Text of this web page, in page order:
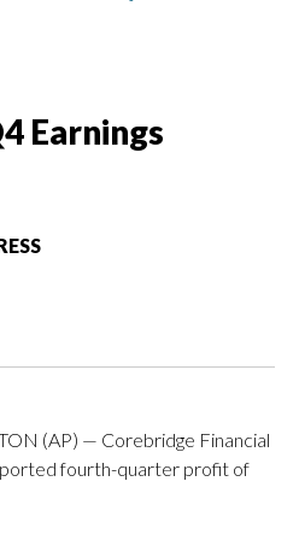
Earnings
(AP) — Corebridge Financial
fourth-quarter profit of